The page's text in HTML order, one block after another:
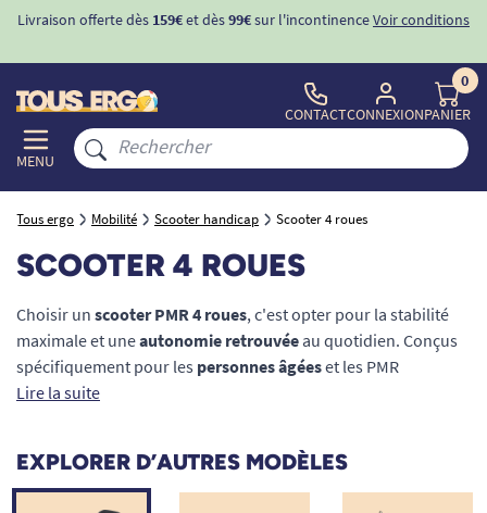
dès159€et dès99€ sur l'incontinence Voir conditions -10%avec
MENU
CONTACTCONNEXION
0
PANIER
Tous ergo Mobilité Scooter handicap Scooter 4 roues
SCOOTER 4 ROUES
Choisir un scooter PMR 4 roues, c'est opter pour la stabilité
maximale et uneautonomie retrouvée au quotidien. Conçus
spécifiquement pour les personnes âgéeset les PMR
(Personnes à Mobilité Réduite), ces véhicules électriques sont
trajets, vos sorties en ville ou vos courses. Notre sélection
experte garantit unconfort optimal, unesécurité sans faille
sur tous les terrains et unegrande facilité d'utilisation.
Lire la suite
EXPLORER D’AUTRES MODÈLES